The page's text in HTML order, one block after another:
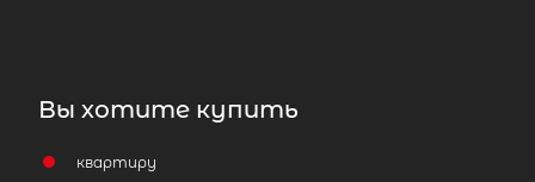
Вы хотите купить
квартиру